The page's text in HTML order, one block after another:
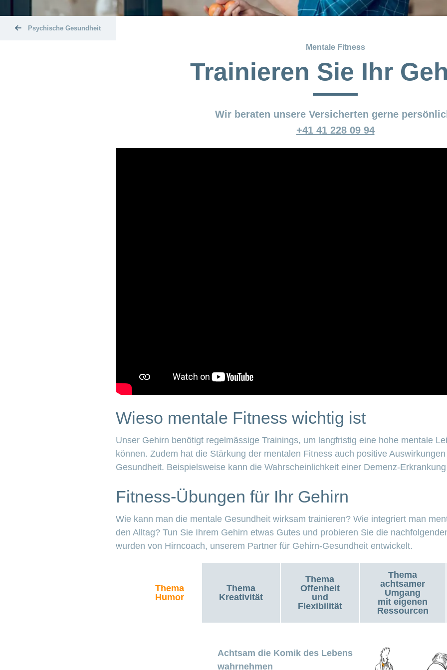
Psychische Gesundheit
Mentale Fitness
Trainieren Sie Ihr
Wir beraten unsere Versicherten gerne
+41 41 228 09 94
Wieso mentale Fitness wichtig ist
Unser Gehirn benötigt regelmässige Trainings, um langfristig eine hohe mentale
können. Zudem hat die Stärkung der mentalen Fitness auch positive
Gesundheit. Beispielsweise kann die Wahrscheinlichkeit einer Demenz-
Fitness-Übungen für Ihr Gehirn
Wie kann man die mentale Gesundheit wirksam trainieren? Wie integriert man
den Alltag? Tun Sie Ihrem Gehirn etwas Gutes und probieren Sie die
wurden von Hirncoach, unserem Partner für Gehirn-Gesundheit entwickelt.
Thema
Humor
Thema
Kreativität
Thema
Offenheit
und
Flexibilität
Thema
achtsamer
Umgang
mit eigenen
Ressourcen
Achtsam die Komik des Lebens
wahrnehmen